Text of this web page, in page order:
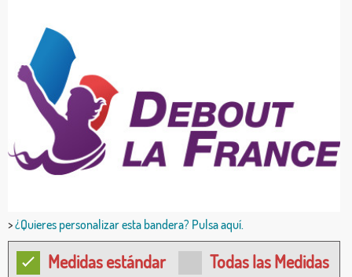
>¿Quieres personalizar esta bandera? Pulsa aquí.
Medidas estándar Todas las Medidas